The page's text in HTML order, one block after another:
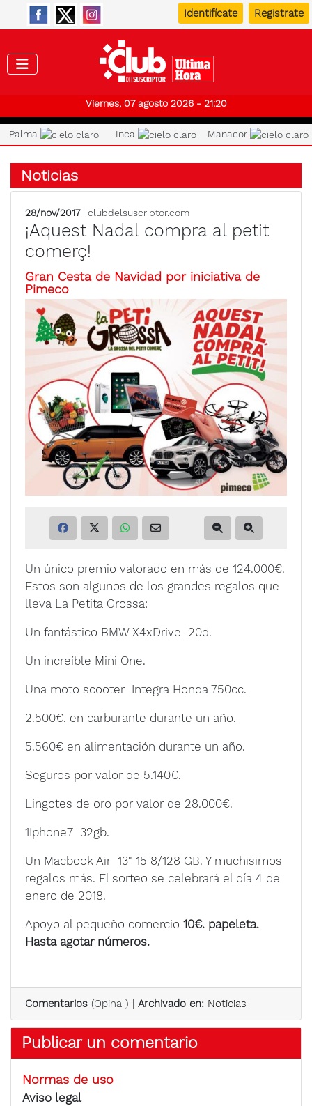
Identifícate Registrate
Viernes, 07 agosto 2026 - 21:20
Palma Inca Manacor
Noticias
28/nov/2017| clubdelsuscriptor.com
¡Aquest Nadal compra al petit
comerç!
Gran Cesta de Navidad por iniciativa de
Pimeco
Un único premio valorado en más de 124.000€.
Estos son algunos de los grandes regalos que
lleva La Petita Grossa:
Un fantástico BMW X4xDrive 20d.
Un increíble Mini One.
Una moto scooter Integra Honda 750cc.
2.500€. en carburante durante un año.
5.560€ en alimentación durante un año.
Seguros por valor de 5.140€.
Lingotes de oro por valor de 28.000€.
1Iphone7 32gb.
Un Macbook Air 13" 15 8/128 GB. Y muchisimos
regalos más. El sorteo se celebrará el día 4 de
enero de 2018.
Apoyo al pequeño comercio 10€. papeleta.
Hasta agotar números.
Comentarios (Opina ) | Archivado en: Noticias
Publicar un comentario
Normas de uso
Aviso legal